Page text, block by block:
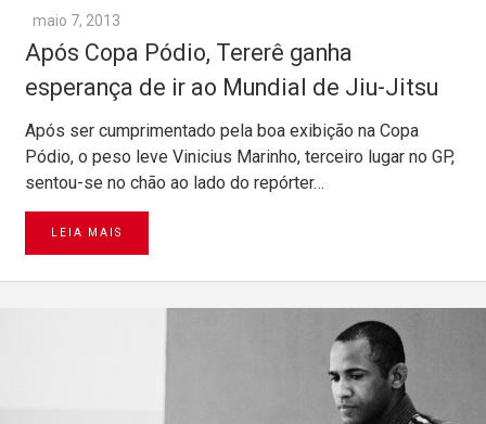
maio 7, 2013
Após Copa Pódio, Tererê ganha
esperança de ir ao Mundial de Jiu-Jitsu
Após ser cumprimentado pela boa exibição na Copa
Pódio, o peso leve Vinicius Marinho, terceiro lugar no GP,
sentou-se no chão ao lado do repórter…
LEIA MAIS